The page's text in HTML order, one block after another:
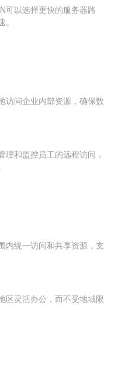
可以选择更快的服务器路
访问企业内部资源，确保数
理和监控员工的远程访问，
内统一访问和共享资源，支
区灵活办公，而不受地域限